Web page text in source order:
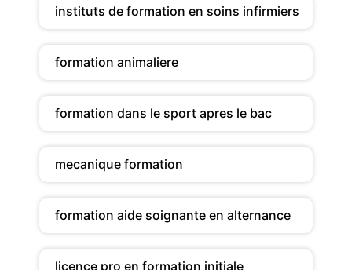
instituts de formation en soins infirmiers
formation animaliere
formation dans le sport apres le bac
mecanique formation
formation aide soignante en alternance
licence pro en formation initiale